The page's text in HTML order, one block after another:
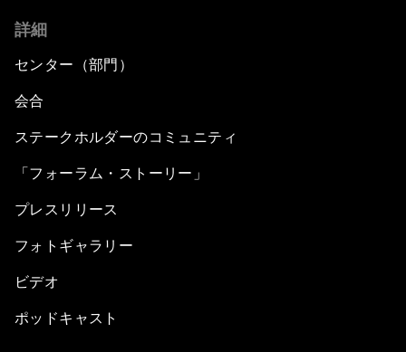
詳細
センター（部門）
会合
ステークホルダーのコミュニティ
「フォーラム・ストーリー」
プレスリリース
フォトギャラリー
ビデオ
ポッドキャスト